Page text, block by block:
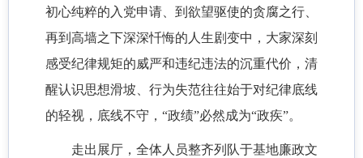
初心纯粹的入党申请、到欲望驱使的贪腐之行、
再到高墙之下深深忏悔的人生剧变中，大家深刻
感受纪律规矩的威严和违纪违法的沉重代价，清
醒认识思想滑坡、行为失范往往始于对纪律底线
的轻视，底线不守，“政绩”必然成为“政疾”。
走出展厅，全体人员整齐列队于基地廉政文